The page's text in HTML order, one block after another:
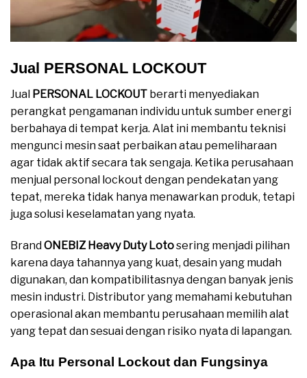
Jual PERSONAL LOCKOUT
Jual PERSONAL LOCKOUT berarti menyediakan
perangkat pengamanan individu untuk sumber energi
berbahaya di tempat kerja. Alat ini membantu teknisi
mengunci mesin saat perbaikan atau pemeliharaan
agar tidak aktif secara tak sengaja. Ketika perusahaan
menjual personal lockout dengan pendekatan yang
tepat, mereka tidak hanya menawarkan produk, tetapi
juga solusi keselamatan yang nyata.
Brand ONEBIZ Heavy Duty Lotosering menjadi pilihan
karena daya tahannya yang kuat, desain yang mudah
digunakan, dan kompatibilitasnya dengan banyak jenis
mesin industri. Distributor yang memahami kebutuhan
operasional akan membantu perusahaan memilih alat
yang tepat dan sesuai dengan risiko nyata di lapangan.
Apa Itu Personal Lockout dan Fungsinya